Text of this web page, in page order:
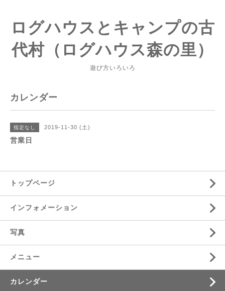
ログハウスとキャンプの古
代村（ログハウス森の里）
遊び方いろいろ
カレンダー
指定なし 2019-11-30 (土)
営業日
トップページ
インフォメーション
写真
メニュー
カレンダー